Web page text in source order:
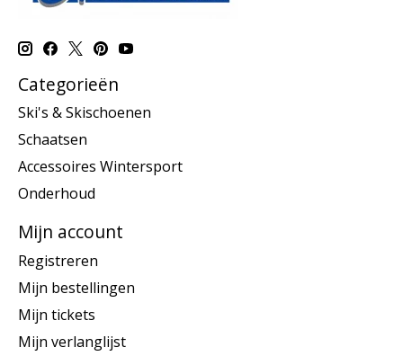
Categorieën
Ski's & Skischoenen
Schaatsen
Accessoires Wintersport
Onderhoud
Mijn account
Registreren
Mijn bestellingen
Mijn tickets
Mijn verlanglijst